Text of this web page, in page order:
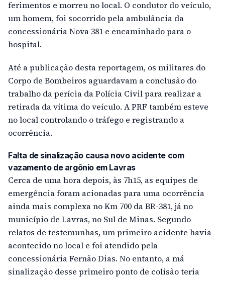
ferimentos e morreu no local. O condutor do veículo,
um homem, foi socorrido pela ambulância da
concessionária Nova 381 e encaminhado para o
hospital.
Até a publicação desta reportagem, os militares do
Corpo de Bombeiros aguardavam a conclusão do
trabalho da perícia da Polícia Civil para realizar a
retirada da vítima do veículo. A PRF também esteve
no local controlando o tráfego e registrando a
ocorrência.
Falta de sinalização causa novo acidente com
vazamento de argônio em Lavras
Cerca de uma hora depois, às 7h15, as equipes de
emergência foram acionadas para uma ocorrência
ainda mais complexa no Km 700 da BR-381, já no
município de Lavras, no Sul de Minas. Segundo
relatos de testemunhas, um primeiro acidente havia
acontecido no local e foi atendido pela
concessionária Fernão Dias. No entanto, a má
sinalização desse primeiro ponto de colisão teria